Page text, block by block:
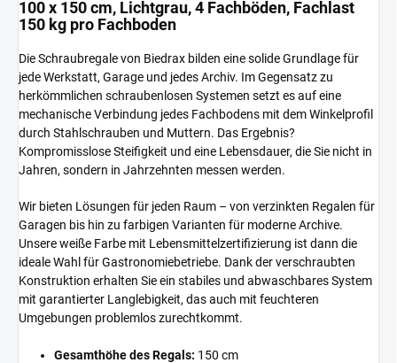
100 x 150 cm, Lichtgrau, 4 Fachböden, Fachlast
150 kg pro Fachboden
Die Schraubregale von Biedrax bilden eine solide Grundlage für
jede Werkstatt, Garage und jedes Archiv. Im Gegensatz zu
herkömmlichen schraubenlosen Systemen setzt es auf eine
mechanische Verbindung jedes Fachbodens mit dem Winkelprofil
durch Stahlschrauben und Muttern. Das Ergebnis?
Kompromisslose Steifigkeit und eine Lebensdauer, die Sie nicht in
Jahren, sondern in Jahrzehnten messen werden.
Wir bieten Lösungen für jeden Raum – von verzinkten Regalen für
Garagen bis hin zu farbigen Varianten für moderne Archive.
Unsere weiße Farbe mit Lebensmittelzertifizierung ist dann die
ideale Wahl für Gastronomiebetriebe. Dank der verschraubten
Konstruktion erhalten Sie ein stabiles und abwaschbares System
mit garantierter Langlebigkeit, das auch mit feuchteren
Umgebungen problemlos zurechtkommt.
Gesamthöhe des Regals: 150 cm